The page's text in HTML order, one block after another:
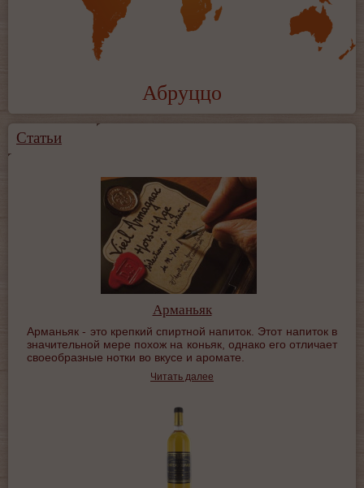
Абруццо
Статьи
Арманьяк
Арманьяк - это крепкий спиртной напиток. Этот напиток в
значительной мере похож на коньяк, однако его отличает
своеобразные нотки во вкусе и аромате.
Читать далее